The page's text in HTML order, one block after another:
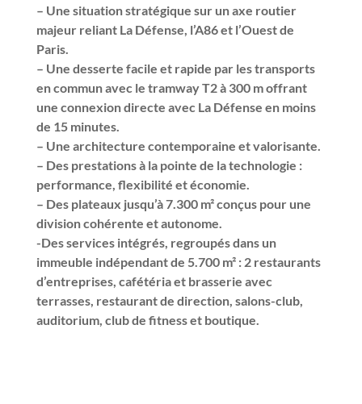
– Une situation stratégique sur un axe routier
majeur reliant La Défense, l’A86 et l’Ouest de
Paris.
– Une desserte facile et rapide par les transports
en commun avec le tramway T2 à 300 m offrant
une connexion directe avec La Défense en moins
de 15 minutes.
– Une architecture contemporaine et valorisante.
– Des prestations à la pointe de la technologie :
performance, flexibilité et économie.
– Des plateaux jusqu’à 7.300 m² conçus pour une
division cohérente et autonome.
-Des services intégrés, regroupés dans un
immeuble indépendant de 5.700 m² : 2 restaurants
d’entreprises, cafétéria et brasserie avec
terrasses, restaurant de direction, salons-club,
auditorium, club de fitness et boutique.